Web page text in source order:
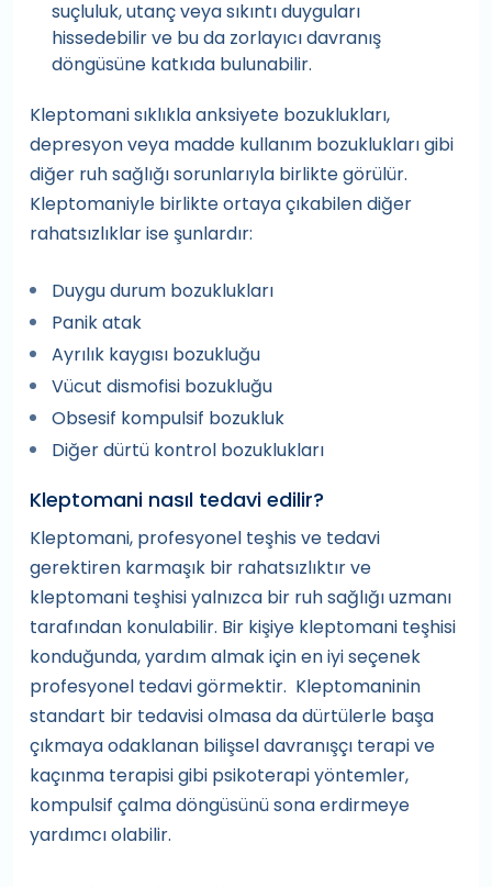
suçluluk, utanç veya sıkıntı duyguları
hissedebilir ve bu da zorlayıcı davranış
döngüsüne katkıda bulunabilir.
Kleptomani sıklıkla anksiyete bozuklukları,
depresyon veya madde kullanım bozuklukları gibi
diğer ruh sağlığı sorunlarıyla birlikte görülür.
Kleptomaniyle birlikte ortaya çıkabilen diğer
rahatsızlıklar ise şunlardır:
Duygu durum bozuklukları
Panik atak
Ayrılık kaygısı bozukluğu
Vücut dismofisi bozukluğu
Obsesif kompulsif bozukluk
Diğer dürtü kontrol bozuklukları
Kleptomani nasıl tedavi edilir?
Kleptomani, profesyonel teşhis ve tedavi
gerektiren karmaşık bir rahatsızlıktır ve
kleptomani teşhisi yalnızca bir ruh sağlığı uzmanı
tarafından konulabilir. Bir kişiye kleptomani teşhisi
konduğunda, yardım almak için en iyi seçenek
profesyonel tedavi görmektir. Kleptomaninin
standart bir tedavisi olmasa da dürtülerle başa
çıkmaya odaklanan bilişsel davranışçı terapi ve
kaçınma terapisi gibi psikoterapi yöntemler,
kompulsif çalma döngüsünü sona erdirmeye
yardımcı olabilir.